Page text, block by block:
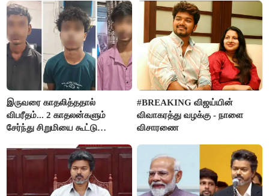
கதறல்
FSSAI தடை
இருவரை காதலித்ததால்
விபரீதம்... 2 காதலன்களும்
சேர்ந்து சிறுமியை கூட்டு
செய்த கொடூரம்
#BREAKING விஜய்யின்
விவாகரத்து வழக்கு - நாளை
விசாரணை